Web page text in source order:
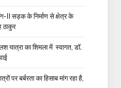
II सड़क के निर्माण से क्षेत्र के
ठाकुर
यात्रा का शिमला में स्वागत, डॉ.
पर बर्बरता का हिसाब मांग रहा है,